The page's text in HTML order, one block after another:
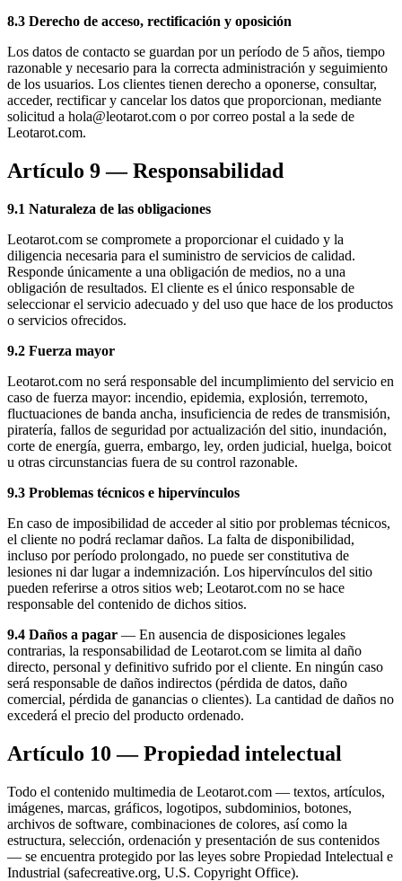
8.3 Derecho de acceso, rectificación y oposición
Los datos de contacto se guardan por un período de 5 años, tiempo
razonable y necesario para la correcta administración y seguimiento
de los usuarios. Los clientes tienen derecho a oponerse, consultar,
acceder, rectificar y cancelar los datos que proporcionan, mediante
solicitud a hola@leotarot.com o por correo postal a la sede de
Leotarot.com.
Artículo 9 — Responsabilidad
9.1 Naturaleza de las obligaciones
Leotarot.com se compromete a proporcionar el cuidado y la
diligencia necesaria para el suministro de servicios de calidad.
Responde únicamente a una obligación de medios, no a una
obligación de resultados. El cliente es el único responsable de
seleccionar el servicio adecuado y del uso que hace de los productos
o servicios ofrecidos.
9.2 Fuerza mayor
Leotarot.com no será responsable del incumplimiento del servicio en
caso de fuerza mayor: incendio, epidemia, explosión, terremoto,
fluctuaciones de banda ancha, insuficiencia de redes de transmisión,
piratería, fallos de seguridad por actualización del sitio, inundación,
corte de energía, guerra, embargo, ley, orden judicial, huelga, boicot
u otras circunstancias fuera de su control razonable.
9.3 Problemas técnicos e hipervínculos
En caso de imposibilidad de acceder al sitio por problemas técnicos,
el cliente no podrá reclamar daños. La falta de disponibilidad,
incluso por período prolongado, no puede ser constitutiva de
lesiones ni dar lugar a indemnización. Los hipervínculos del sitio
pueden referirse a otros sitios web; Leotarot.com no se hace
responsable del contenido de dichos sitios.
9.4 Daños a pagar — En ausencia de disposiciones legales
contrarias, la responsabilidad de Leotarot.com se limita al daño
directo, personal y definitivo sufrido por el cliente. En ningún caso
será responsable de daños indirectos (pérdida de datos, daño
comercial, pérdida de ganancias o clientes). La cantidad de daños no
excederá el precio del producto ordenado.
Artículo 10 — Propiedad intelectual
Todo el contenido multimedia de Leotarot.com — textos, artículos,
imágenes, marcas, gráficos, logotipos, subdominios, botones,
archivos de software, combinaciones de colores, así como la
estructura, selección, ordenación y presentación de sus contenidos
— se encuentra protegido por las leyes sobre Propiedad Intelectual e
Industrial (safecreative.org, U.S. Copyright Office).